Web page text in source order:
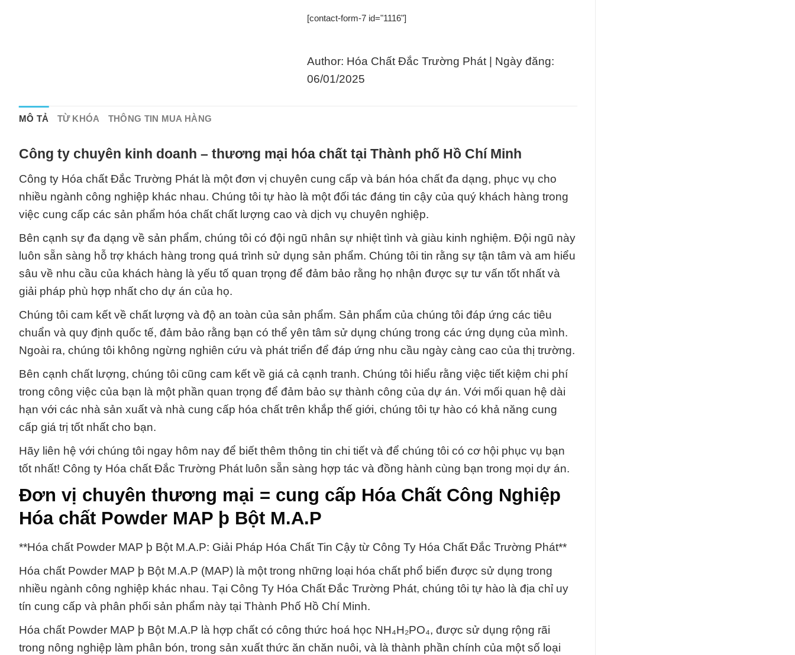
[contact-form-7 id="1116"]
Author: Hóa Chất Đắc Trường Phát | Ngày đăng:
06/01/2025
MÔ TẢ TỪ KHÓA THÔNG TIN MUA HÀNG
Công ty chuyên kinh doanh – thương mại hóa chất tại Thành phố Hồ Chí Minh
Công ty Hóa chất Đắc Trường Phát là một đơn vị chuyên cung cấp và bán hóa chất đa dạng, phục vụ cho
nhiều ngành công nghiệp khác nhau. Chúng tôi tự hào là một đối tác đáng tin cậy của quý khách hàng trong
việc cung cấp các sản phẩm hóa chất chất lượng cao và dịch vụ chuyên nghiệp.
Bên cạnh sự đa dạng về sản phẩm, chúng tôi có đội ngũ nhân sự nhiệt tình và giàu kinh nghiệm. Đội ngũ này
luôn sẵn sàng hỗ trợ khách hàng trong quá trình sử dụng sản phẩm. Chúng tôi tin rằng sự tận tâm và am hiểu
sâu về nhu cầu của khách hàng là yếu tố quan trọng để đảm bảo rằng họ nhận được sự tư vấn tốt nhất và
giải pháp phù hợp nhất cho dự án của họ.
Chúng tôi cam kết về chất lượng và độ an toàn của sản phẩm. Sản phẩm của chúng tôi đáp ứng các tiêu
chuẩn và quy định quốc tế, đảm bảo rằng bạn có thể yên tâm sử dụng chúng trong các ứng dụng của mình.
Ngoài ra, chúng tôi không ngừng nghiên cứu và phát triển để đáp ứng nhu cầu ngày càng cao của thị trường.
Bên cạnh chất lượng, chúng tôi cũng cam kết về giá cả cạnh tranh. Chúng tôi hiểu rằng việc tiết kiệm chi phí
trong công việc của bạn là một phần quan trọng để đảm bảo sự thành công của dự án. Với mối quan hệ dài
hạn với các nhà sản xuất và nhà cung cấp hóa chất trên khắp thế giới, chúng tôi tự hào có khả năng cung
cấp giá trị tốt nhất cho bạn.
Hãy liên hệ với chúng tôi ngay hôm nay để biết thêm thông tin chi tiết và để chúng tôi có cơ hội phục vụ bạn
tốt nhất! Công ty Hóa chất Đắc Trường Phát luôn sẵn sàng hợp tác và đồng hành cùng bạn trong mọi dự án.
Đơn vị chuyên thương mại = cung cấp Hóa Chất Công Nghiệp
Hóa chất Powder MAP þ Bột M.A.P
**Hóa chất Powder MAP þ Bột M.A.P: Giải Pháp Hóa Chất Tin Cậy từ Công Ty Hóa Chất Đắc Trường Phát**
Hóa chất Powder MAP þ Bột M.A.P (MAP) là một trong những loại hóa chất phổ biến được sử dụng trong
nhiều ngành công nghiệp khác nhau. Tại Công Ty Hóa Chất Đắc Trường Phát, chúng tôi tự hào là địa chỉ uy
tín cung cấp và phân phối sản phẩm này tại Thành Phố Hồ Chí Minh.
Hóa chất Powder MAP þ Bột M.A.P là hợp chất có công thức hoá học NH₄H₂PO₄, được sử dụng rộng rãi
trong nông nghiệp làm phân bón, trong sản xuất thức ăn chăn nuôi, và là thành phần chính của một số loại